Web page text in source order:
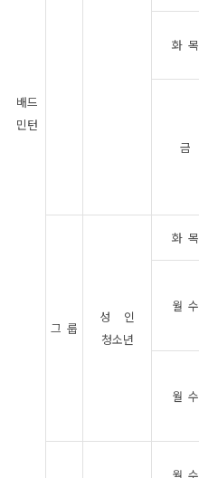
배드
민턴
화 목
금
그 룹
성 인
청소년
화 목
월 수
월 수